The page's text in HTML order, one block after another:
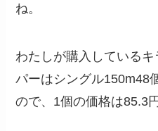
ね。
わたしが購入している
パーはシングル150m48
ので、1個の価格は85.3